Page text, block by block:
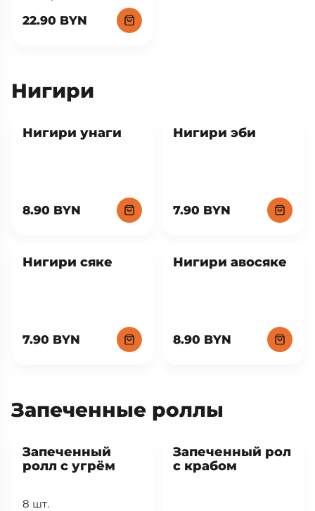
22.90 BYN
Нигири
Нигири унаги
8.90 BYN
Нигири эби
7.90 BYN
Нигири сяке
7.90 BYN
Нигири авосяке
8.90 BYN
Запеченные роллы
Запеченный
ролл с угрём
8 шт.
Запеченный рол
с крабом